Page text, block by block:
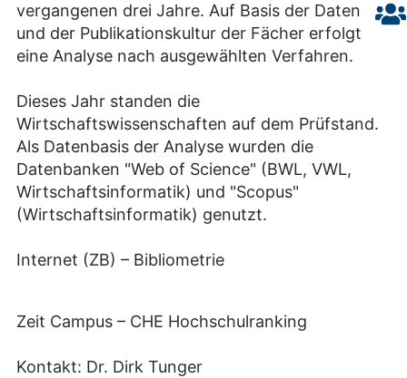
vergangenen drei Jahre. Auf Basis der Daten
und der Publikationskultur der Fächer erfolgt
eine Analyse nach ausgewählten Verfahren.
Dieses Jahr standen die
Wirtschaftswissenschaften auf dem Prüfstand.
Als Datenbasis der Analyse wurden die
Datenbanken "Web of Science" (BWL, VWL,
Wirtschaftsinformatik) und "Scopus"
(Wirtschaftsinformatik) genutzt.
Internet (ZB) – Bibliometrie
Zeit Campus – CHE Hochschulranking
Kontakt: Dr. Dirk Tunger